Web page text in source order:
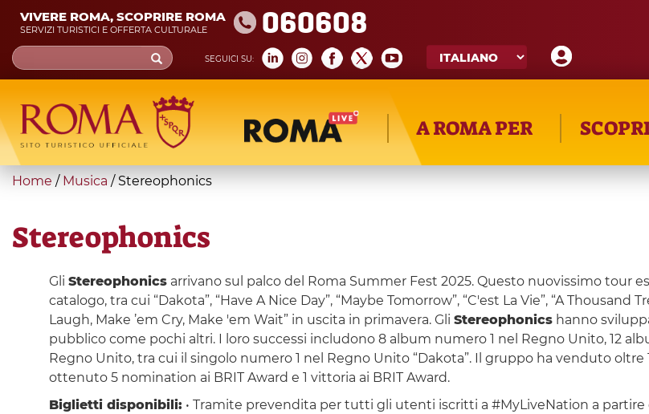
Skip
main
content
VIVERE ROMA, SCOPRIRE ROMA
SERVIZI TURISTICI E OFFERTA CULTURALE 060608
SEGUICI SU:
Search
form
Cerca
A ROMA PER
You
here
Home / Musica / Stereophonics
Stereophonics
Gli Stereophonicsarrivano sul palco del Roma Summer Fest 2025. Questo nuovissimo tour
catalogo, tra cui “Dakota”, “Have A Nice Day”, “Maybe Tomorrow”, “C'est La Vie”, “A
Laugh, Make ’em Cry, Make 'em Wait” in uscita in primavera. Gli Stereophonicshanno
pubblico come pochi altri. I loro successi includono 8 album numero 1 nel Regno Unito, 12
Regno Unito, tra cui il singolo numero 1 nel Regno Unito “Dakota”. Il gruppo ha venduto
ottenuto 5 nomination ai BRIT Award e 1 vittoria ai BRIT Award.
Biglietti disponibili: • Tramite prevendita per tutti gli utenti iscritti a #MyLiveNation a partire